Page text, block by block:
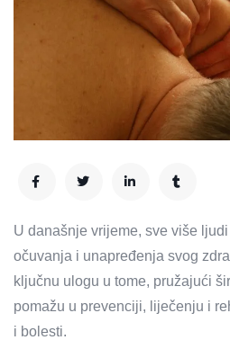
U današnje vrijeme, sve više
očuvanja i unapređenja svog
ključnu ulogu u tome, pružajući
pomažu u prevenciji, liječenju i
i bolesti.